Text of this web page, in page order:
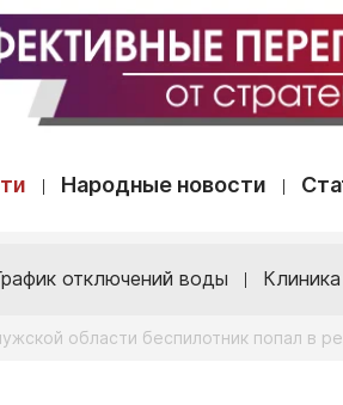
Народные новости
отключений воды
области беспилотник попал в